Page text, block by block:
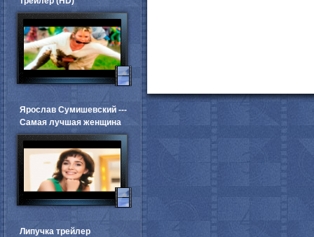
Ярослав Сумишевский ---
Самая лучшая женщина
Липучка трейлер